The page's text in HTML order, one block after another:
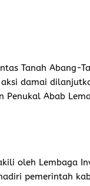
Tanah Abang-
damai
Abab
oleh Lembaga
pemerintah